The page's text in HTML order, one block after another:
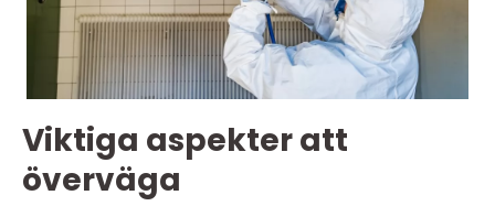
Viktiga aspekter att
överväga